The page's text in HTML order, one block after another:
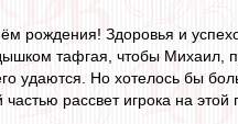
рождения! Здоровья и
тафгая, чтобы Михаил,
удаются. Но хотелось бы
рассвет игрока на этой